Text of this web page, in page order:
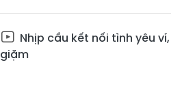
Nhịp cầu kết nối tình yêu ví,
giặm